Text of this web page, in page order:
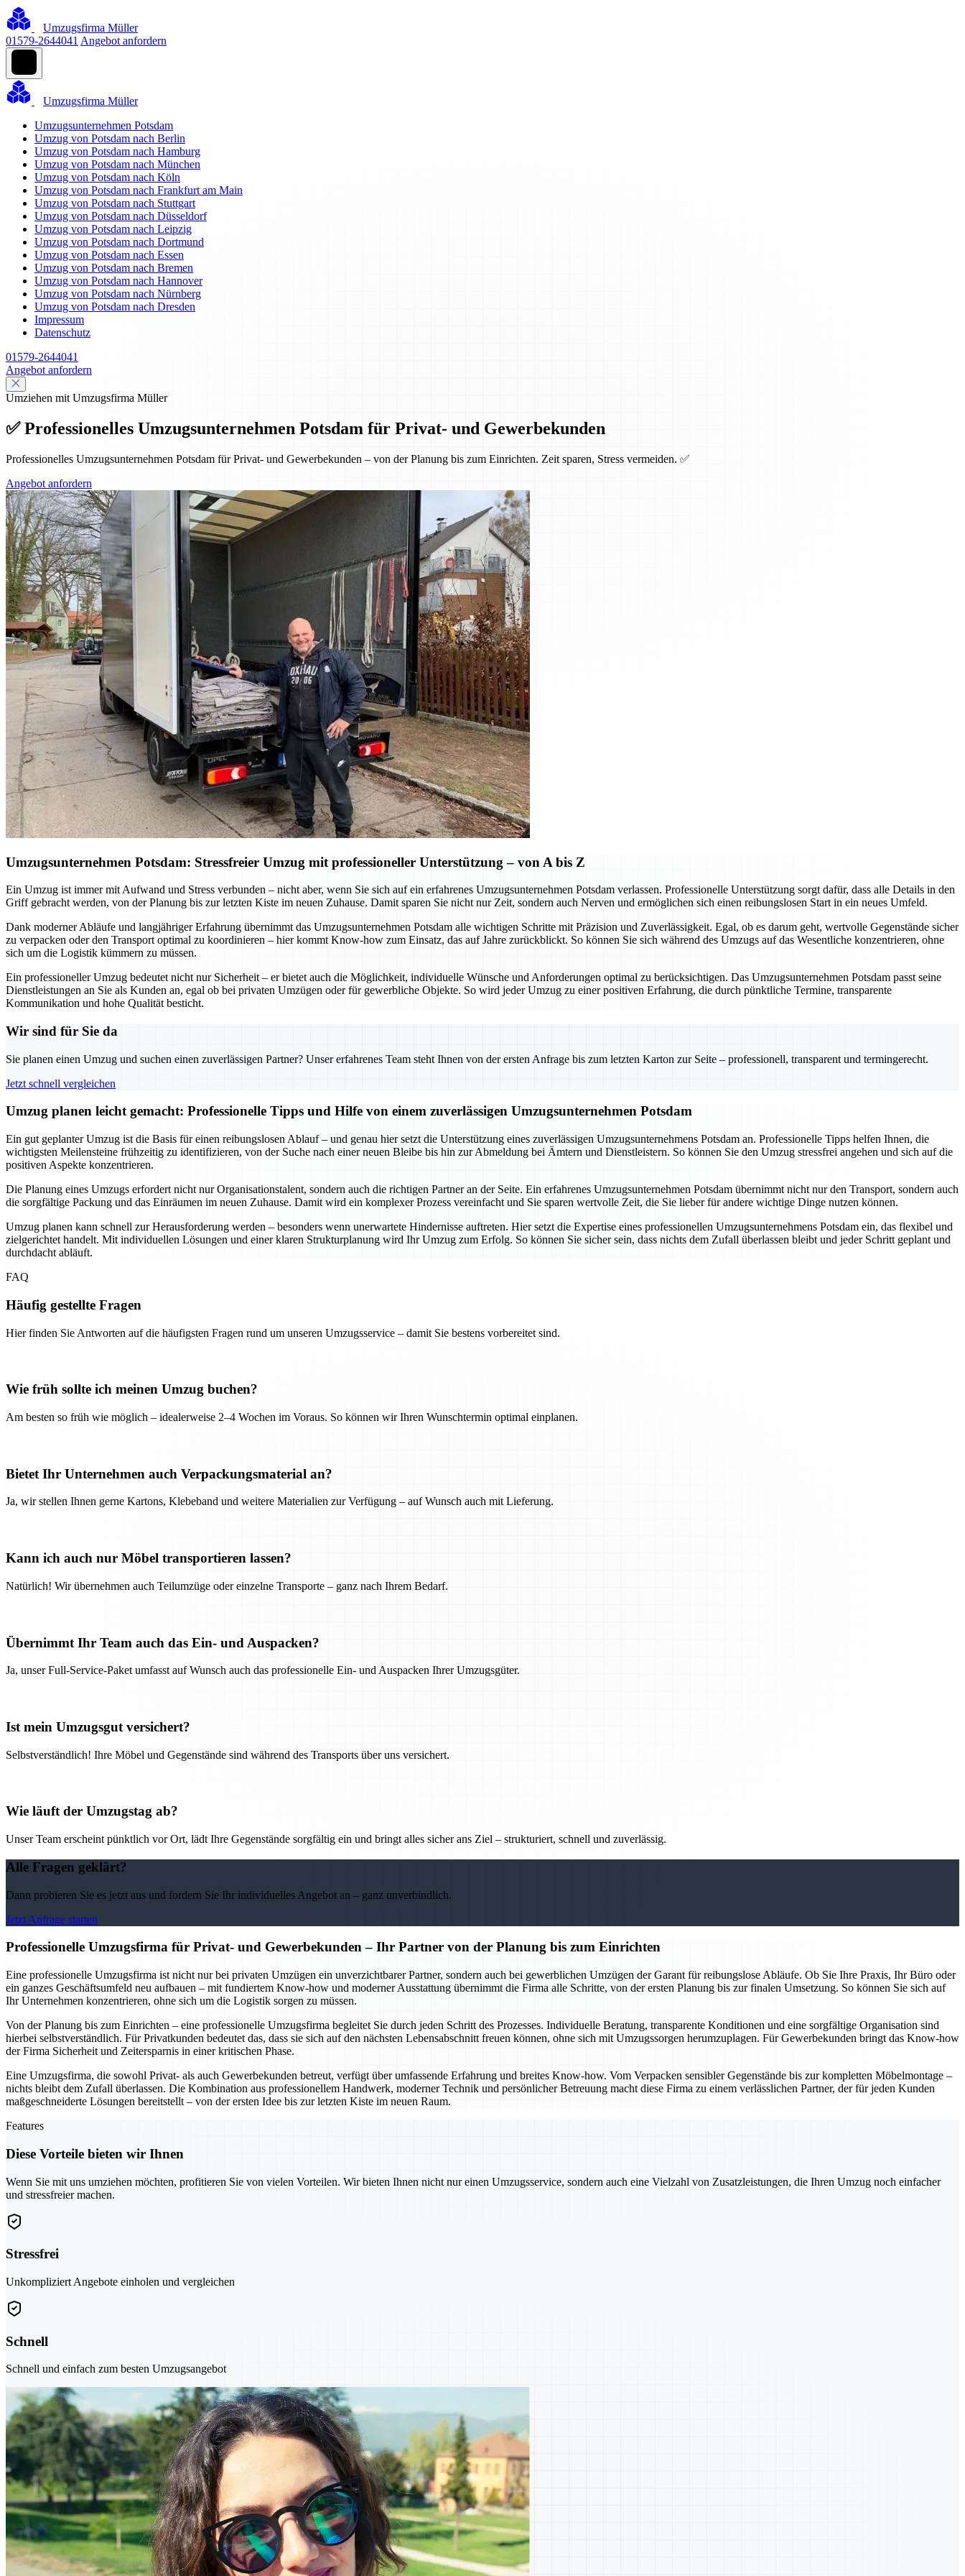
Umzugsfirma Müller
01579-2644041 Angebot anfordern
Umzugsfirma Müller
Umzugsunternehmen Potsdam
Umzug von Potsdam nach Berlin
Umzug von Potsdam nach Hamburg
Umzug von Potsdam nach München
Umzug von Potsdam nach Köln
Umzug von Potsdam nach Frankfurt am Main
Umzug von Potsdam nach Stuttgart
Umzug von Potsdam nach Düsseldorf
Umzug von Potsdam nach Leipzig
Umzug von Potsdam nach Dortmund
Umzug von Potsdam nach Essen
Umzug von Potsdam nach Bremen
Umzug von Potsdam nach Hannover
Umzug von Potsdam nach Nürnberg
Umzug von Potsdam nach Dresden
Impressum
Datenschutz
01579-2644041
Angebot anfordern
Umziehen mit Umzugsfirma Müller
✅ Professionelles Umzugsunternehmen Potsdam für Privat- und Gewerbekunden
Professionelles Umzugsunternehmen Potsdam für Privat- und Gewerbekunden – von der Planung bis zum Einrichten. Zeit sparen, Stress vermeiden. ✅
Angebot anfordern
Umzugsunternehmen Potsdam: Stressfreier Umzug mit professioneller Unterstützung – von A bis Z
Ein Umzug ist immer mit Aufwand und Stress verbunden – nicht aber, wenn Sie sich auf ein erfahrenes Umzugsunternehmen Potsdam verlassen. Professionelle Unterstützung sorgt dafür, dass alle Details in den
Griff gebracht werden, von der Planung bis zur letzten Kiste im neuen Zuhause. Damit sparen Sie nicht nur Zeit, sondern auch Nerven und ermöglichen sich einen reibungslosen Start in ein neues Umfeld.
Dank moderner Abläufe und langjähriger Erfahrung übernimmt das Umzugsunternehmen Potsdam alle wichtigen Schritte mit Präzision und Zuverlässigkeit. Egal, ob es darum geht, wertvolle Gegenstände sicher
zu verpacken oder den Transport optimal zu koordinieren – hier kommt Know-how zum Einsatz, das auf Jahre zurückblickt. So können Sie sich während des Umzugs auf das Wesentliche konzentrieren, ohne
sich um die Logistik kümmern zu müssen.
Ein professioneller Umzug bedeutet nicht nur Sicherheit – er bietet auch die Möglichkeit, individuelle Wünsche und Anforderungen optimal zu berücksichtigen. Das Umzugsunternehmen Potsdam passt seine
Dienstleistungen an Sie als Kunden an, egal ob bei privaten Umzügen oder für gewerbliche Objekte. So wird jeder Umzug zu einer positiven Erfahrung, die durch pünktliche Termine, transparente
Kommunikation und hohe Qualität besticht.
Wir sind für Sie da
Sie planen einen Umzug und suchen einen zuverlässigen Partner? Unser erfahrenes Team steht Ihnen von der ersten Anfrage bis zum letzten Karton zur Seite – professionell, transparent und termingerecht.
Jetzt schnell vergleichen
Umzug planen leicht gemacht: Professionelle Tipps und Hilfe von einem zuverlässigen Umzugsunternehmen Potsdam
Ein gut geplanter Umzug ist die Basis für einen reibungslosen Ablauf – und genau hier setzt die Unterstützung eines zuverlässigen Umzugsunternehmens Potsdam an. Professionelle Tipps helfen Ihnen, die
wichtigsten Meilensteine frühzeitig zu identifizieren, von der Suche nach einer neuen Bleibe bis hin zur Abmeldung bei Ämtern und Dienstleistern. So können Sie den Umzug stressfrei angehen und sich auf die
positiven Aspekte konzentrieren.
Die Planung eines Umzugs erfordert nicht nur Organisationstalent, sondern auch die richtigen Partner an der Seite. Ein erfahrenes Umzugsunternehmen Potsdam übernimmt nicht nur den Transport, sondern auch
die sorgfältige Packung und das Einräumen im neuen Zuhause. Damit wird ein komplexer Prozess vereinfacht und Sie sparen wertvolle Zeit, die Sie lieber für andere wichtige Dinge nutzen können.
Umzug planen kann schnell zur Herausforderung werden – besonders wenn unerwartete Hindernisse auftreten. Hier setzt die Expertise eines professionellen Umzugsunternehmens Potsdam ein, das flexibel und
zielgerichtet handelt. Mit individuellen Lösungen und einer klaren Strukturplanung wird Ihr Umzug zum Erfolg. So können Sie sicher sein, dass nichts dem Zufall überlassen bleibt und jeder Schritt geplant und
durchdacht abläuft.
FAQ
Häufig gestellte Fragen
Hier finden Sie Antworten auf die häufigsten Fragen rund um unseren Umzugsservice – damit Sie bestens vorbereitet sind.
Wie früh sollte ich meinen Umzug buchen?
Am besten so früh wie möglich – idealerweise 2–4 Wochen im Voraus. So können wir Ihren Wunschtermin optimal einplanen.
Bietet Ihr Unternehmen auch Verpackungsmaterial an?
Ja, wir stellen Ihnen gerne Kartons, Klebeband und weitere Materialien zur Verfügung – auf Wunsch auch mit Lieferung.
Kann ich auch nur Möbel transportieren lassen?
Natürlich! Wir übernehmen auch Teilumzüge oder einzelne Transporte – ganz nach Ihrem Bedarf.
Übernimmt Ihr Team auch das Ein- und Auspacken?
Ja, unser Full-Service-Paket umfasst auf Wunsch auch das professionelle Ein- und Auspacken Ihrer Umzugsgüter.
Ist mein Umzugsgut versichert?
Selbstverständlich! Ihre Möbel und Gegenstände sind während des Transports über uns versichert.
Wie läuft der Umzugstag ab?
Unser Team erscheint pünktlich vor Ort, lädt Ihre Gegenstände sorgfältig ein und bringt alles sicher ans Ziel – strukturiert, schnell und zuverlässig.
Alle Fragen geklärt?
Dann probieren Sie es jetzt aus und fordern Sie Ihr individuelles Angebot an – ganz unverbindlich.
Jetzt Anfrage starten
Professionelle Umzugsfirma für Privat- und Gewerbekunden – Ihr Partner von der Planung bis zum Einrichten
Eine professionelle Umzugsfirma ist nicht nur bei privaten Umzügen ein unverzichtbarer Partner, sondern auch bei gewerblichen Umzügen der Garant für reibungslose Abläufe. Ob Sie Ihre Praxis, Ihr Büro oder
ein ganzes Geschäftsumfeld neu aufbauen – mit fundiertem Know-how und moderner Ausstattung übernimmt die Firma alle Schritte, von der ersten Planung bis zur finalen Umsetzung. So können Sie sich auf
Ihr Unternehmen konzentrieren, ohne sich um die Logistik sorgen zu müssen.
Von der Planung bis zum Einrichten – eine professionelle Umzugsfirma begleitet Sie durch jeden Schritt des Prozesses. Individuelle Beratung, transparente Konditionen und eine sorgfältige Organisation sind
hierbei selbstverständlich. Für Privatkunden bedeutet das, dass sie sich auf den nächsten Lebensabschnitt freuen können, ohne sich mit Umzugssorgen herumzuplagen. Für Gewerbekunden bringt das Know-how
der Firma Sicherheit und Zeitersparnis in einer kritischen Phase.
Eine Umzugsfirma, die sowohl Privat- als auch Gewerbekunden betreut, verfügt über umfassende Erfahrung und breites Know-how. Vom Verpacken sensibler Gegenstände bis zur kompletten Möbelmontage –
nichts bleibt dem Zufall überlassen. Die Kombination aus professionellem Handwerk, moderner Technik und persönlicher Betreuung macht diese Firma zu einem verlässlichen Partner, der für jeden Kunden
maßgeschneiderte Lösungen bereitstellt – von der ersten Idee bis zur letzten Kiste im neuen Raum.
Features
Diese Vorteile bieten wir Ihnen
Wenn Sie mit uns umziehen möchten, profitieren Sie von vielen Vorteilen. Wir bieten Ihnen nicht nur einen Umzugsservice, sondern auch eine Vielzahl von Zusatzleistungen, die Ihren Umzug noch einfacher
und stressfreier machen.
Stressfrei
Unkompliziert Angebote einholen und vergleichen
Schnell
Schnell und einfach zum besten Umzugsangebot